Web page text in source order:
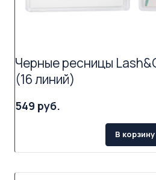
Черные ресницы
(16 линий)
549 руб.
В корзину